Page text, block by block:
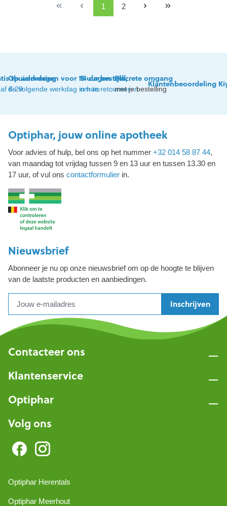
1 2
thuislevering
€ 29
Op werkdagen voor 15 uur besteld,
de volgende werkdag in huis
14 dagen tijd
om te retourneren
Discrete omgang
met je bestelling
Klantenbeoordeling
Optiphar, jouw online apotheek
Voor advies of hulp, bel ons op het nummer +32 014 58 87 44,
van maandag tot vrijdag tussen 9 en 13 uur en tussen 13.30 en
17 uur, of vul ons contactformulier in.
Nieuwsbrief
Abonneer je nu op onze nieuwsbrief om op de hoogte te blijven
van de laatste producten en aanbiedingen.
Inschrijven
Contacteer ons
Klantenservice
Optiphar
Volg ons
Optiphar Herentals
Optiphar Meerhout